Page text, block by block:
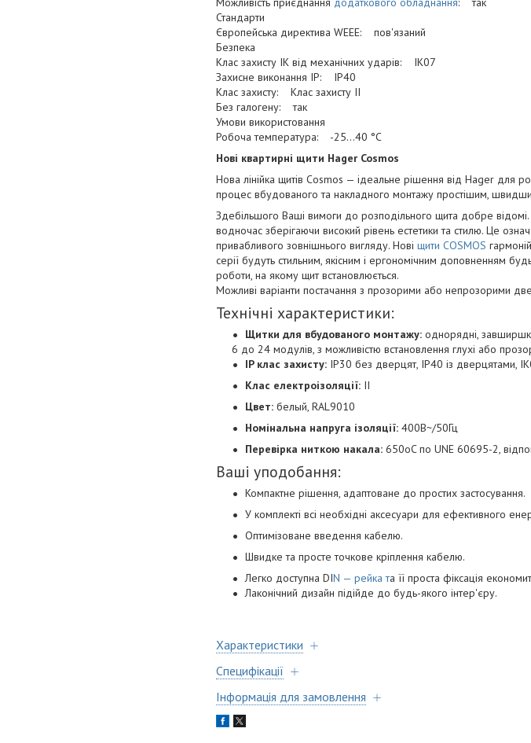
Стандарти
Європейська директива WEEE: пов'язаний
Безпека
Клас захисту IK від механічних ударів: IK07
Захисне виконання ІР: IP40
Клас захисту: Клас захисту IІ
Без галогену: так
Умови використовання
Робоча температура: -25…40 °C
Нові квартирні щити Hager Cosmos
Нова лінійка щитів Cosmos — ідеальне рішення від Hager для
процес вбудованого та накладного монтажу простішим,
Здебільшого Ваші вимоги до розподільного щита добре
водночас зберігаючи високий рівень естетики та стилю. Це
привабливого зовнішнього вигляду. Нові щити COSMOS
серії будуть стильним, якісним і ергономічним доповненням
роботи, на якому щит встановлюється.
Можливі варіанти постачання з прозорими або непрозорими
Технічні характеристики:
Щитки для вбудованого монтажу: однорядні,
6 до 24 модулів, з можливістю встановлення глухі або
IP клас захисту: IP30 без дверцят, IP40 із дверцятами,
Клас електроізоляції: II
Цвет: белый, RAL9010
Номінальна напруга ізоляції: 400В~/50Гц
Перевірка ниткою накала: 650oC по UNE 60695-2,
Ваші уподобання:
Компактне рішення, адаптоване до простих застосування.
У комплекті всі необхідні аксесуари для ефективного
Оптимізоване введення кабелю.
Швидке та просте точкове кріплення кабелю.
Легко доступна DIN — рейка та її проста фіксація
Лаконічний дизайн підійде до будь-якого інтер'єру.
Характеристики
Специфікації
Інформація для замовлення